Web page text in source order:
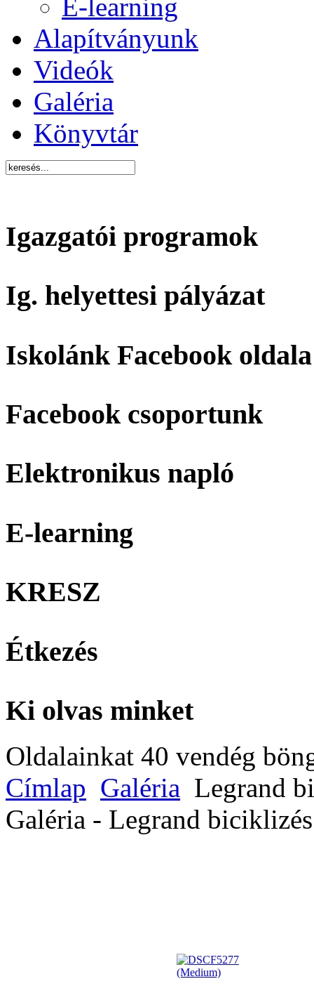
E-learning
Alapítványunk
Videók
Galéria
Könyvtár
Igazgatói programok
Ig. helyettesi pályázat
Iskolánk Facebook oldala
Facebook csoportunk
Elektronikus napló
E-learning
KRESZ
Étkezés
Ki olvas minket
Oldalainkat 40 vendég
Címlap Galéria Legrand
Galéria - Legrand